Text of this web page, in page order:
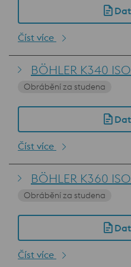
Číst více
BÖHLER K340
Obrábění za studena
Číst více
BÖHLER K360
Obrábění za studena
Číst více